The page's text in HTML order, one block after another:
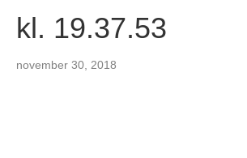
kl. 19.37.53
november 30, 2018